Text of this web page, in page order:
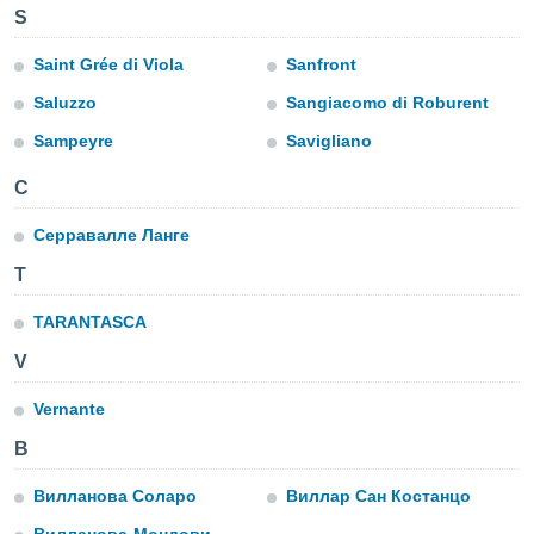
доступ
на
выбора
выбора
S
Saint Grée di Viola
Saluzzo
Sampeyre
Sanfront
Sangiacomo di Roburent
Savigliano
С
Серравалле Ланге
T
TARANTASCA
V
Vernante
В
Вилланова Соларо
Виллар Сан Костанцо